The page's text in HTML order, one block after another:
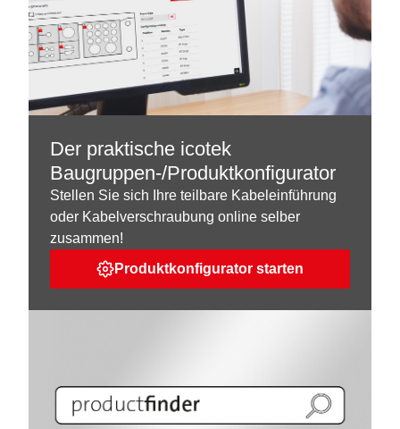
Der praktische icotek
Baugruppen-/Produktkonfigurator
Stellen Sie sich Ihre teilbare Kabeleinführung
oder Kabelverschraubung online selber
zusammen!
Produktkonfigurator starten